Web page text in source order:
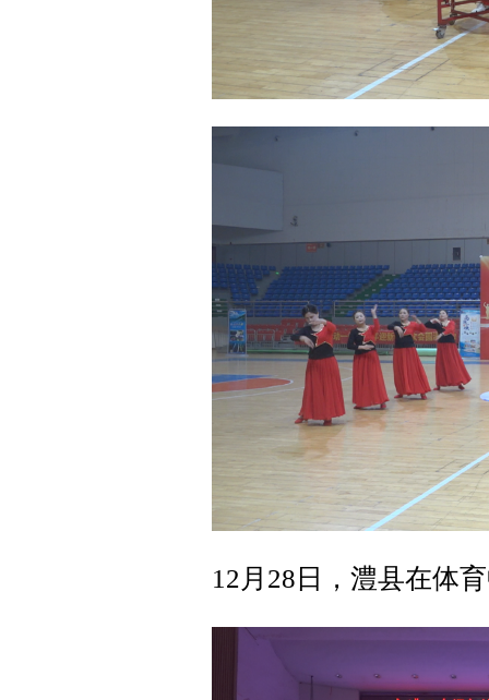
12月28日，澧县在体